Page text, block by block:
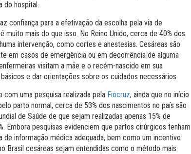
do hospital.
confiança para a efetivação da escolha pela via de
mais do que isso. No Reino Unido, cerca de 40% dos
intervenção, como cortes e anestesias. Cesáreas são
em casos de emergência ou em decorrência de alguma
visitam a mãe e o recém-nascido em sua
e dar orientações sobre os cuidados necessários.
uma pesquisa realizada pela Fiocruz, ainda que no início
parto normal, cerca de 53% dos nascimentos no país são
de Saúde de que sejam realizadas apenas 15% de
Embora pesquisas evidenciem que partos cirúrgicos tenham
informação médica adequada, bem como um incentivo
Brasil cesáreas sejam entendidas como o método mais